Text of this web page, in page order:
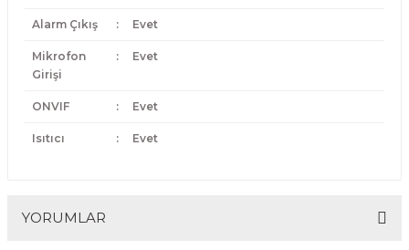
Alarm Çıkış : Evet
Mikrofon
Girişi
: Evet
ONVIF : Evet
Isıtıcı : Evet
YORUMLAR